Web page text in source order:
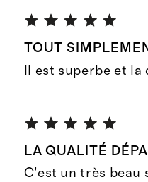
TOUT
Il est superbe et
LA QUALITÉ
C’est un très